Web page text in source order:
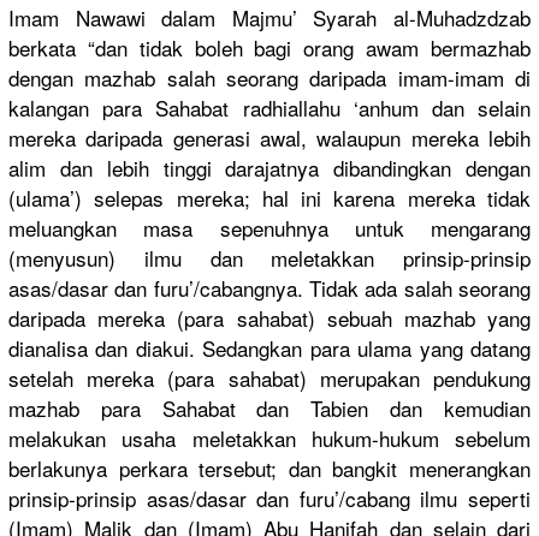
Imam Nawawi dalam Majmu’ Syarah al-Muhadzdzab
berkata “dan tidak boleh bagi orang awam bermazhab
dengan mazhab salah seorang daripada imam-imam di
kalangan para Sahabat radhiallahu ‘anhum dan selain
mereka daripada generasi awal, walaupun mereka lebih
alim dan lebih tinggi darajatnya dibandingkan dengan
(ulama’) selepas mereka; hal ini karena mereka tidak
meluangkan masa sepenuhnyauntuk mengarang
(menyusun) ilmu dan meletakkan prinsip-prinsip
asas/dasar dan furu’/cabangnya. Tidak ada salah seorang
daripada mereka (para sahabat) sebuah mazhab yang
dianalisa dan diakui. Sedangkan para ulama yang datang
setelah mereka (para sahabat) merupakan pendukung
mazhab para Sahabat dan Tabien dan kemudian
melakukan usaha meletakkanhukum-hukum sebelum
berlakunya perkara tersebut; dan bangkit menerangkan
prinsip-prinsip asas/dasar dan furu’/cabang ilmu seperti
(Imam) Malik dan (Imam) Abu Hanifah dan selain dari